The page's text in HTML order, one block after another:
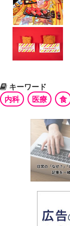
キーワード
内科
医療 食